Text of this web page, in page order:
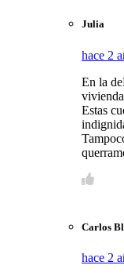
Julia
hace 2
En la
Estas
Carlos
hace 2